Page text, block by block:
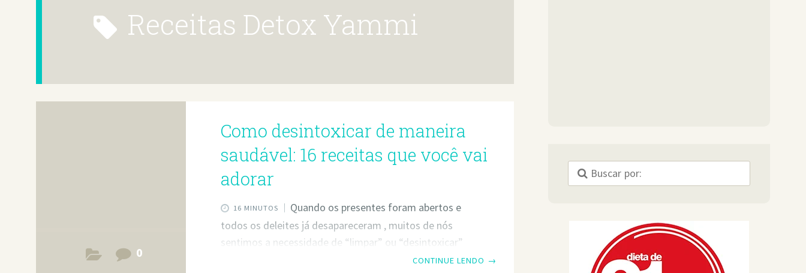
Receitas Detox Yammi
0
Como desintoxicar de maneira
saudável: 16 receitas que você vai
adorar
16 MINUTOS
Quando os presentes foram abertos e
todos os deleites já desapareceram , muitos de nós
sentimos a necessidade de “limpar” ou “desintoxicar”
com uma dieta rigorosa de sucos prensados ​​frescos e
CONTINUE LENDO →